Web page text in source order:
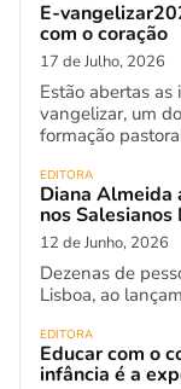
E-
com o coração
17 de Julho, 2026
Estão abertas as
vangelizar, um
formação
EDITORA
Diana Almeida
nos Salesianos
12 de Junho, 2026
Dezenas de
Lisboa, ao
EDITORA
Educar com o
infância é a